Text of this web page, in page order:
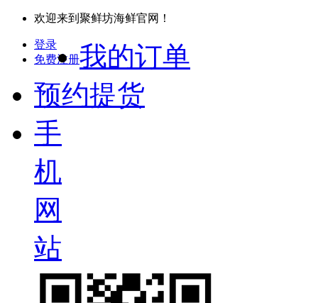
欢迎来到聚鲜坊海鲜官网！
登录
免费注册我的订单
预约提货
手
机
网
站